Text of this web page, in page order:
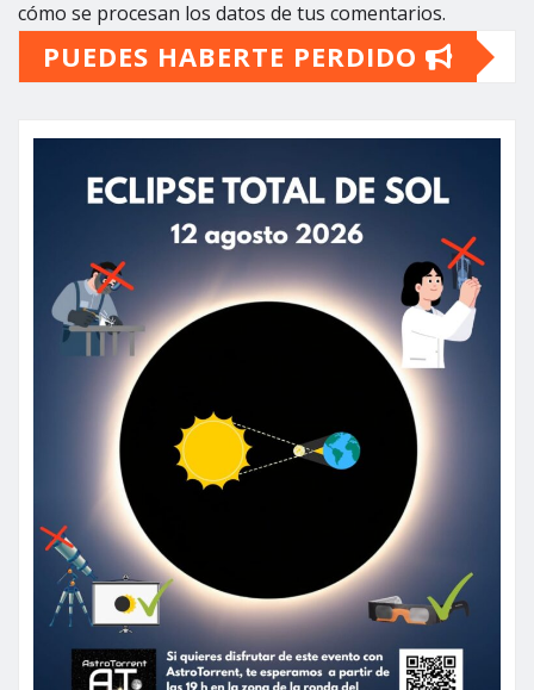
cómo se procesan los datos de tus comentarios.
PUEDES HABERTE PERDIDO